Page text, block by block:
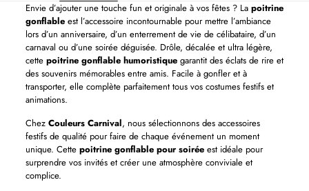
Envie d’ajouter une touche fun et originale à vos fêtes ? La poitrine
gonflableest l’accessoire incontournable pour mettre l’ambiance
lors d’un anniversaire, d’un enterrement de vie de célibataire, d’un
carnaval ou d’une soirée déguisée. Drôle, décalée et ultra légère,
cette poitrine gonflable humoristiquegarantit des éclats de rire et
des souvenirs mémorables entre amis. Facile à gonfler et à
transporter, elle complète parfaitement tous vos costumes festifs et
animations.
Chez Couleurs Carnival, nous sélectionnons des accessoires
festifs de qualité pour faire de chaque événement un moment
unique. Cette poitrine gonflable pour soiréeest idéale pour
surprendre vos invités et créer une atmosphère conviviale et
complice.